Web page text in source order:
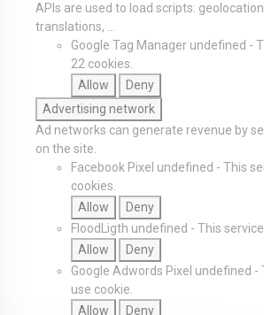
APIs are used to load scripts:
translations, ...
Google Tag Manager undefined -
22 cookies.
Allow
Deny
Advertising network
Ad networks can generate revenue by
on the site.
Facebook Pixel undefined - This
cookies.
Allow
Deny
FloodLigth undefined - This
Allow
Deny
Google Adwords Pixel undefined -
use cookie.
Allow
Deny